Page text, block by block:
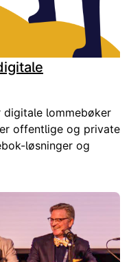
digitale lommebøker
offentlige og private
løsninger og